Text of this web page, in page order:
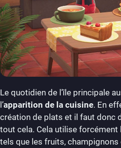
Le quotidien de l’île principale
l’apparition de la cuisine. En
création de plats et il faut donc
tout cela. Cela utilise
tels que les fruits,